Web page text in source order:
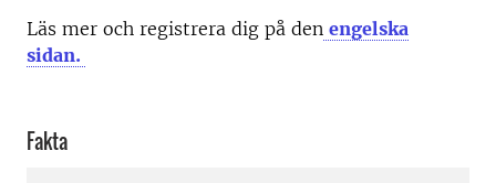
Läs mer och registrera dig på den engelska
sidan.
Fakta